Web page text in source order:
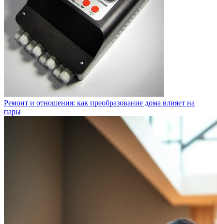
Ремонт и отношения: как преобразование дома влияет на
пары